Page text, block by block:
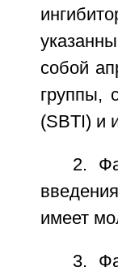
собой
группы,
(SBTI) и
2.
имеет
3.